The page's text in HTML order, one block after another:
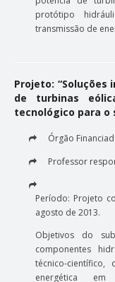
protótipo
transmissão de
Projeto:
de turbinas
tecnológico para o
Órgão
Professor
Período: Projeto
agosto de 2013.
Objetivos do
componentes
técnico-
energética